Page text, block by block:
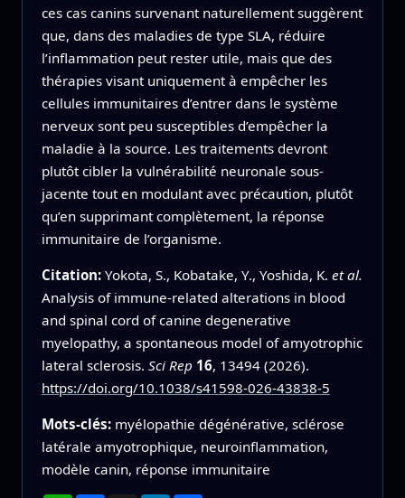
ces cas canins survenant naturellement suggèrent
que, dans des maladies de type SLA, réduire
l’inflammation peut rester utile, mais que des
thérapies visant uniquement à empêcher les
cellules immunitaires d’entrer dans le système
nerveux sont peu susceptibles d’empêcher la
maladie à la source. Les traitements devront
plutôt cibler la vulnérabilité neuronale sous-
jacente tout en modulant avec précaution, plutôt
qu’en supprimant complètement, la réponse
immunitaire de l’organisme.
Citation: Yokota, S., Kobatake, Y., Yoshida, K. et al.
Analysis of immune-related alterations in blood
and spinal cord of canine degenerative
myelopathy, a spontaneous model of amyotrophic
lateral sclerosis. Sci Rep 16, 13494 (2026).
https://doi.org/10.1038/s41598-026-43838-5
Mots-clés: myélopathie dégénérative, sclérose
latérale amyotrophique, neuroinflammation,
modèle canin, réponse immunitaire